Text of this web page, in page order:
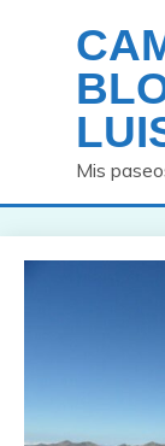
contenido
Mis